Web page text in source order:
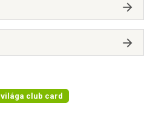
világa club card